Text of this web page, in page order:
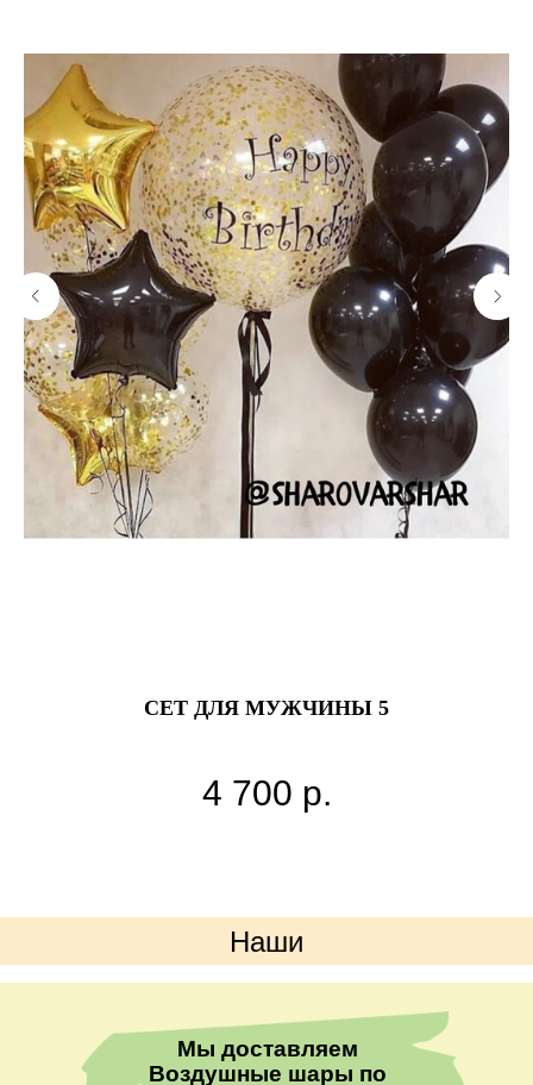
СЕТ ДЛЯ МУЖЧИНЫ 5
4 700 р.
Наши
преимущества
Мы доставляем
Воздушные шары по